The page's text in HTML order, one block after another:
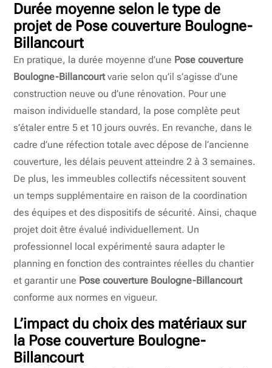
Durée moyenne selon le type de
projet de Pose couverture Boulogne-
Billancourt
En pratique, la durée moyenne d’une Pose couverture
Boulogne-Billancourtvarie selon qu’il s’agisse d’une
construction neuve ou d’une rénovation. Pour une
maison individuelle standard, la pose complète peut
s’étaler entre 5 et 10 jours ouvrés. En revanche, dans le
cadre d’une réfection totale avec dépose de l’ancienne
couverture, les délais peuvent atteindre 2 à 3 semaines.
De plus, les immeubles collectifs nécessitent souvent
un temps supplémentaire en raison de la coordination
des équipes et des dispositifs de sécurité. Ainsi, chaque
projet doit être évalué individuellement. Un
professionnel local expérimenté saura adapter le
planning en fonction des contraintes réelles du chantier
et garantir une Pose couverture Boulogne-Billancourt
conforme aux normes en vigueur.
L’impact du choix des matériaux sur
la Pose couverture Boulogne-
Billancourt